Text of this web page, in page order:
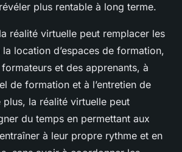
plus rentable à long terme.
réalité virtuelle peut remplacer les
location d’espaces de formation,
et des apprenants, à
de formation et à l’entretien de
plus, la réalité virtuelle peut
du temps en permettant aux
à leur propre rythme et en